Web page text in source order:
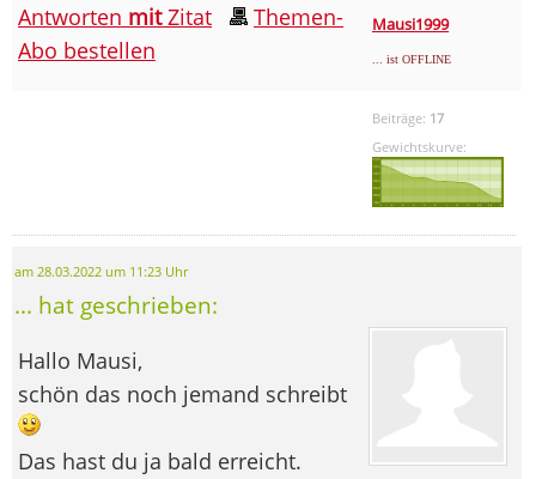
Mausi1999
... ist OFFLINE
Beiträge: 17
Gewichtskurve:
Antworten mitZitat
Themen-
Abo bestellen
am 28.03.2022 um 11:23 Uhr
... hat geschrieben:
Hallo Mausi,
schön das noch jemand schreibt
Das hast du ja bald erreicht.